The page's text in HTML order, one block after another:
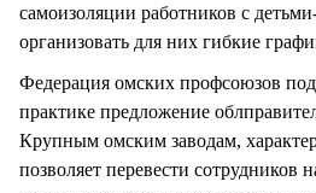
самоизоляции работников с
организовать для них гибкие
Федерация омских профсоюзов
практике предложение
Крупным омским заводам,
позволяет перевести сотрудников